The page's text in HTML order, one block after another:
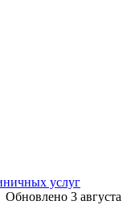
услуг
Обновлено 3 августа